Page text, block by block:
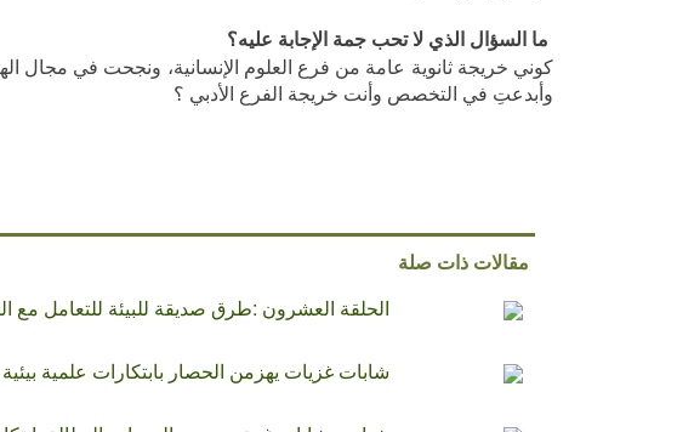
ما السؤال الذي لا تحب جمة الإجابة عليه؟
كوني خريجة ثانوية عامة من فرع العلوم الإنسانية، ونجحت في مجال
وأبدعتِ في التخصص وأنت خريجة الفرع الأدبي ؟
مقالات ذات صلة
الحلقة العشرون :طرق صديقة للبيئة للتعامل مع
شابات غزيات يهزمن الحصار بابتكارات علمية بيئية